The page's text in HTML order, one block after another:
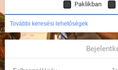
Paklikban
További keresési lehetőségek